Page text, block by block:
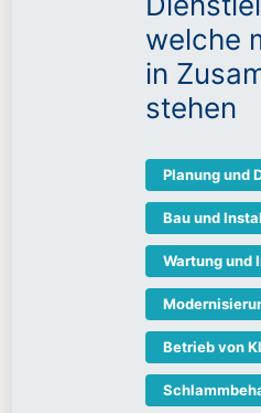
welche
in
stehen
Planung und
Bau und
Wartung und
Betrieb von